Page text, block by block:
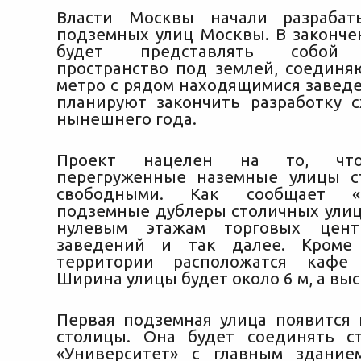
Власти Москвы начали
подземных улиц Москвы. В
будет представлять собой
пространство под землей,
метро с рядом находящимися
планируют закончить разработку
нынешнего года.
Проект нацелен на то,
перегруженные наземные улицы
свободными. Как сообщает
подземные дублеры столичных
нулевым этажам торговых
заведений и так далее.
территории расположатся
Ширина улицы будет около 6 м, а
Первая подземная улица появится
столицы. Она будет соединять
«Университет» с главным